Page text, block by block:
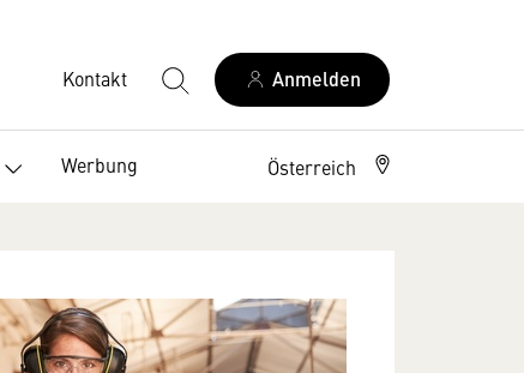
Kontakt Anmelden
Werbung Österreich